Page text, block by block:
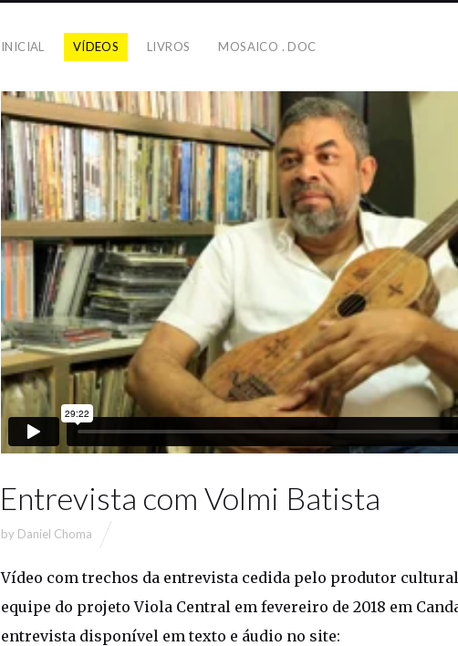
INICIAL VÍDEOS LIVROS MOSAICO . DOC
Entrevista com Volmi Batista
by Daniel Choma
Vídeo com trechos da entrevista cedida pelo produtor
equipe do projeto Viola Central em fevereiro de 2018 em
entrevista disponível em texto e áudio no site: